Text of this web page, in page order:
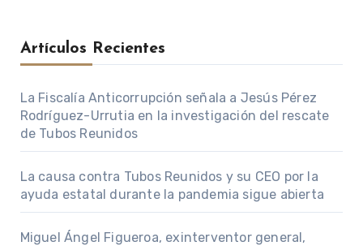
Artículos Recientes
La Fiscalía Anticorrupción señala a Jesús Pérez
Rodríguez-Urrutia en la investigación del rescate
de Tubos Reunidos
La causa contra Tubos Reunidos y su CEO por la
ayuda estatal durante la pandemia sigue abierta
Miguel Ángel Figueroa, exinterventor general,